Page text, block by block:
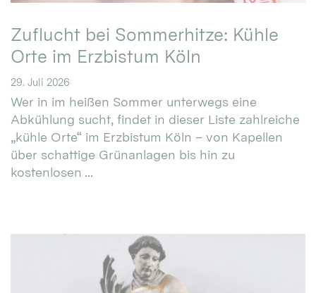
Zuflucht bei Sommerhitze: Kühle
Orte im Erzbistum Köln
29. Juli 2026
Wer in im heißen Sommer unterwegs eine
Abkühlung sucht, findet in dieser Liste zahlreiche
„kühle Orte“ im Erzbistum Köln – von Kapellen
über schattige Grünanlagen bis hin zu
kostenlosen ...